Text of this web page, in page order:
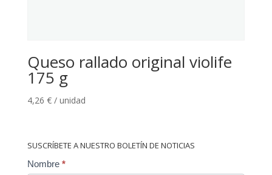
Queso rallado original violife
175 g
4,26 € / unidad
SUSCRÍBETE A NUESTRO BOLETÍN DE NOTICIAS
Contact
Nombre *